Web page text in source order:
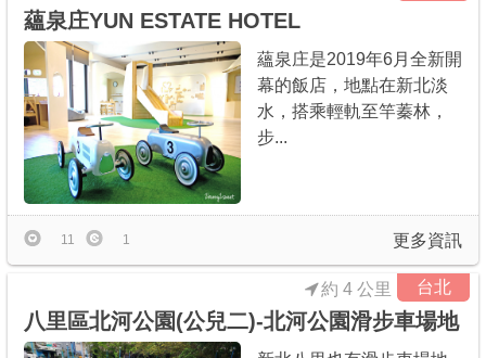
蘊泉庄YUN ESTATE HOTEL
蘊泉庄是2019年6月全新開
幕的飯店，地點在新北淡
水，搭乘輕軌至竿蓁林，
步...
更多資訊
11 1
台北
約 4 公里
八里區北河公園(公兒二)-北河公園滑步車場地